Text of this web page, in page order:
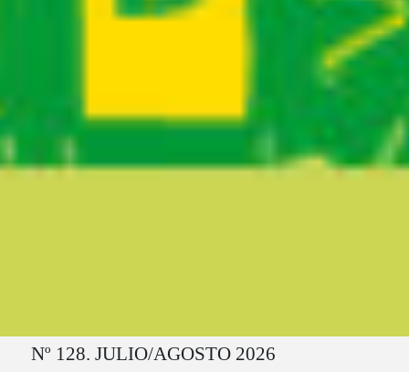
Ruta del sitio
Nº 128. JULIO/AGOSTO 2026